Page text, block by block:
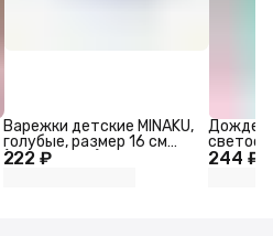
222 ₽
Варежки детские MINAKU,
голубые, размер 16 см
(длина 19 см)
244 ₽